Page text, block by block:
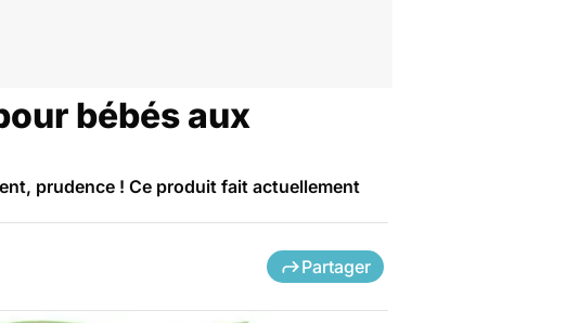
bébés aux
prudence ! Ce produit fait actuellement
Partager